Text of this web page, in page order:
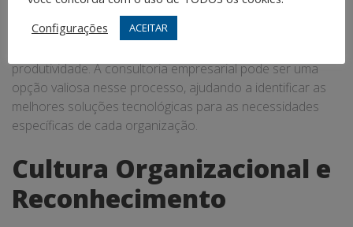
diferencial significativo. Ferramentas de gestão e
automação de processos permitem que a equipe se
produtividade. A consultoria empresarial pode ser uma
opção valiosa nesse processo, ajudando a identificar as
melhores soluções tecnológicas para as necessidades
específicas de cada organização.
Cultura Organizacional e
Reconhecimento
Configurações
ACEITAR